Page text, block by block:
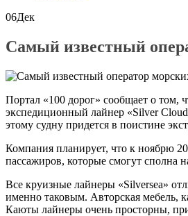
06Дек
Самый известный
Портал «100 дорог» сообщает о том,
экспедиционный лайнер «Silver
этому судну придется в поистине
Компания планирует, что к ноябрю
пассажиров, которые смогут
Все круизные лайнеры «Silversea»
именно таковым. Авторская мебель,
Каюты лайнеры очень просторны,